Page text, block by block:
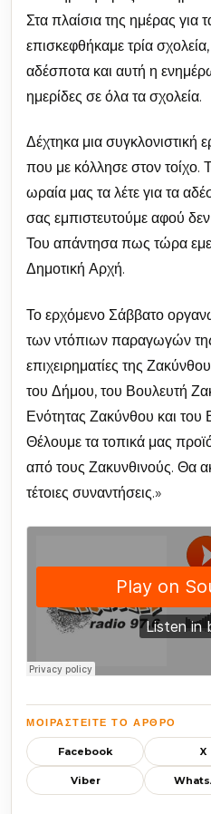
Στα πλαίσια της ημέρας για
επισκεφθήκαμε τρία
αδέσποτα και αυτή η
ημερίδες σε όλα τα σχολεία.
Δέχτηκα μια συγκλονιστική
που με κόλλησε στον τοίχο.
ωραία μας τα λέτε για τα
σας εμπιστευτούμε αφού
Του απάντησα πως τώρα
Δημοτική Αρχή.
Το ερχόμενο Σάββατο
των ντόπιων παραγωγών της
επιχειρηματίες της
του Δήμου, του Βουλευτή
Ενότητας Ζακύνθου και του
Θέλουμε τα τοπικά μας
από τους Ζακυνθινούς. Θα
τέτοιες συναντήσεις.»
ΜΟΙΡΑΣΤΕΊΤΕ ΤΟ ΆΡΘΡΟ
Facebook X
Viber